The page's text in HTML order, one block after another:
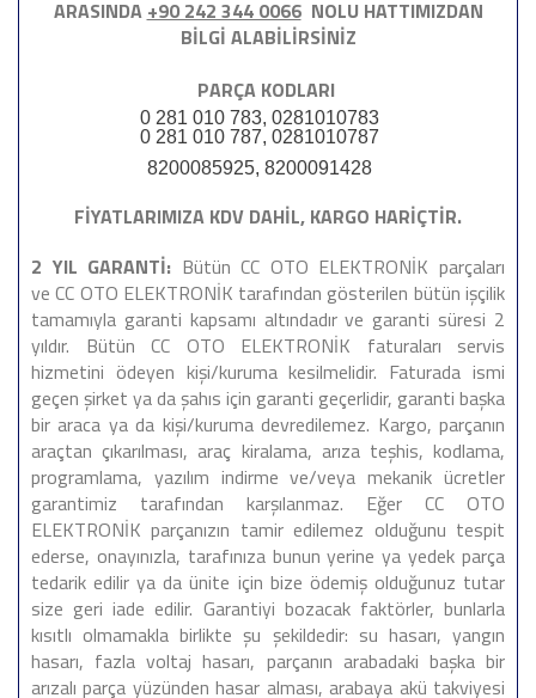
ARASINDA +90 242 344 0066NOLU HATTIMIZDAN
BİLGİ ALABİLİRSİNİZ
PARÇA KODLARI
0 281 010 783, 0281010783
0 281 010 787, 0281010787
8200085925, 8200091428
FİYATLARIMIZA KDV DAHİL, KARGO HARİÇTİR.
2 YIL GARANTİ: Bütün CC OTO ELEKTRONİK parçaları
ve CC OTO ELEKTRONİK tarafından gösterilen bütün işçilik
tamamıyla garanti kapsamı altındadır ve garanti süresi 2
yıldır. Bütün CC OTO ELEKTRONİK faturaları servis
hizmetini ödeyen kişi/kuruma kesilmelidir. Faturada ismi
geçen şirket ya da şahıs için garanti geçerlidir, garanti başka
bir araca ya da kişi/kuruma devredilemez. Kargo, parçanın
araçtan çıkarılması, araç kiralama, arıza teşhis, kodlama,
programlama, yazılım indirme ve/veya mekanik ücretler
garantimiz tarafından karşılanmaz. Eğer CC OTO
ELEKTRONİK parçanızın tamir edilemez olduğunu tespit
ederse, onayınızla, tarafınıza bunun yerine ya yedek parça
tedarik edilir ya da ünite için bize ödemiş olduğunuz tutar
size geri iade edilir. Garantiyi bozacak faktörler, bunlarla
kısıtlı olmamakla birlikte şu şekildedir: su hasarı, yangın
hasarı, fazla voltaj hasarı, parçanın arabadaki başka bir
arızalı parça yüzünden hasar alması, arabaya akü takviyesi